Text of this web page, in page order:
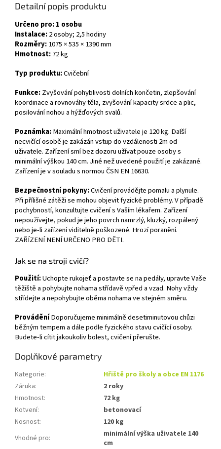
Detailní popis produktu
Určeno pro: 1 osobu
Instalace:2 osoby; 2,5 hodiny
Rozměry:1075 × 535 × 1390 mm
Hmotnost:72 kg
Typ produktu:Cvičební
Funkce:Zvyšování pohyblivosti dolních končetin, zlepšování
koordinace a rovnováhy těla, zvyšování kapacity srdce a plic,
posilování nohou a hýžďových svalů.
Poznámka:Maximální hmotnost uživatele je 120 kg. Další
necvičící osobě je zakázán vstup do vzdálenosti 2m od
uživatele. Zařízení smí bez dozoru užívat pouze osoby s
minimální výškou 140 cm. Jiné než uvedené použití je zakázané.
Zařízení je v souladu s normou ČSN EN 16630.
Bezpečnostní pokyny:Cvičení provádějte pomalu a plynule.
Při přílišné zátěži se mohou objevit fyzické problémy. V případě
pochybností, konzultujte cvičení s Vaším lékařem. Zařízení
nepoužívejte, pokud je jeho povrch namrzlý, kluzký, rozpálený
nebo je-li zařízení viditelně poškozené. Hrozí poranění.
ZAŘÍZENÍ NENÍ URČENO PRO DĚTI.
Jak se na stroji cvičí?
Použití:Uchopte rukojeť a postavte se na pedály, upravte Vaše
těžiště a pohybujte nohama střídavě vpřed a vzad. Nohy vždy
střídejte a nepohybujte oběma nohama ve stejném směru.
ProváděníDoporučujeme minimálně desetiminutovou chůzi
běžným tempem a dále podle fyzického stavu cvičící osoby.
Budete-li cítit jakoukoliv bolest, cvičení přerušte.
Doplňkové parametry
Kategorie:
Hřiště pro školy a obce EN 1176
Záruka:
2 roky
Hmotnost:
72 kg
Kotvení:
betonovací
Nosnost:
120 kg
Vhodné pro:
minimální výška uživatele 140
cm